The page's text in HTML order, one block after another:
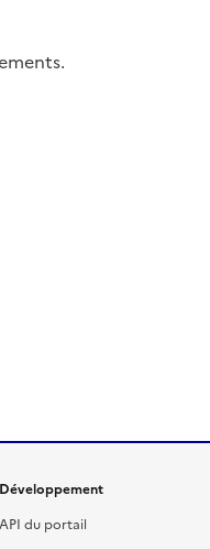
Développement
API du portail